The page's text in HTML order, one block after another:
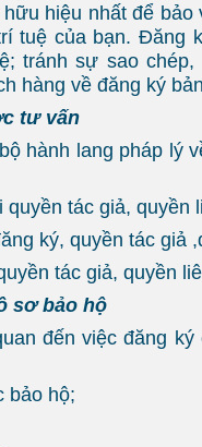
hiệu nhất để bảo
tuệ của bạn. Đăng
tránh sự sao chép,
hàng về đăng ký
tư vấn
hành lang pháp lý
tác giả, quyền
ký, quyền tác giả
tác giả, quyền
sơ bảo hộ
đến việc đăng ký
bảo hộ;